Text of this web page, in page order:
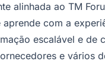
alinhada ao TM
aprende com a
escalável e de
e vários